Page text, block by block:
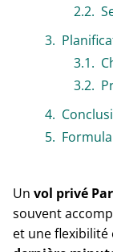
Un vol privé
souvent
et une flexibilité